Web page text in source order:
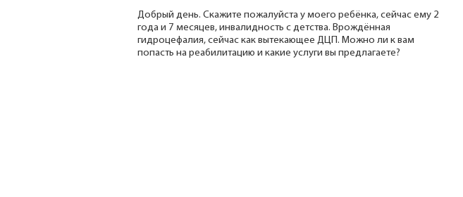
Добрый день. Скажите пожалуйста у моего ребёнка, сейчас ему 2
года и 7 месяцев, инвалидность с детства. Врождённая
гидроцефалия, сейчас как вытекающее ДЦП. Можно ли к вам
попасть на реабилитацию и какие услуги вы предлагаете?